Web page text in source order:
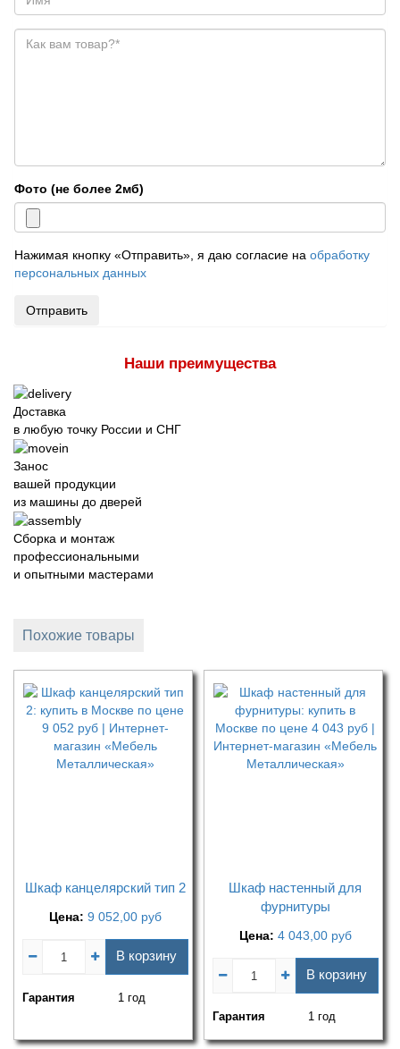
Фото (не более 2мб)
Нажимая кнопку «Отправить», я даю согласие на обработку
персональных данных
Отправить
Наши преимущества
Доставка
в любую точку России и СНГ
Занос
вашей продукции
из машины до дверей
Сборка и монтаж
профессиональными
и опытными мастерами
Похожие товары
Шкаф канцелярский тип 2
Цена: 9 052,00 руб
В корзину
Гарантия 1 год
Шкаф настенный для
фурнитуры
Цена: 4 043,00 руб
В корзину
Гарантия 1 год